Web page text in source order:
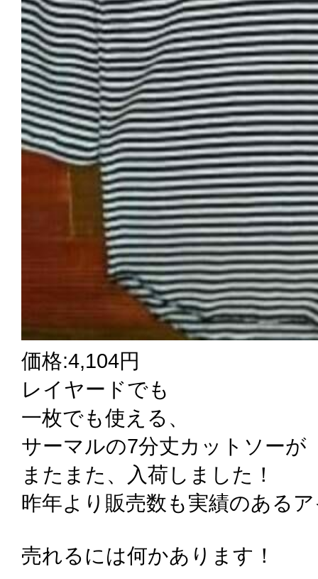
価格:4,104円
レイヤードでも
一枚でも使える、
サーマルの7分丈カットソーが
またまた、入荷しました！
昨年より販売数も実績のある
売れるには何かあります！